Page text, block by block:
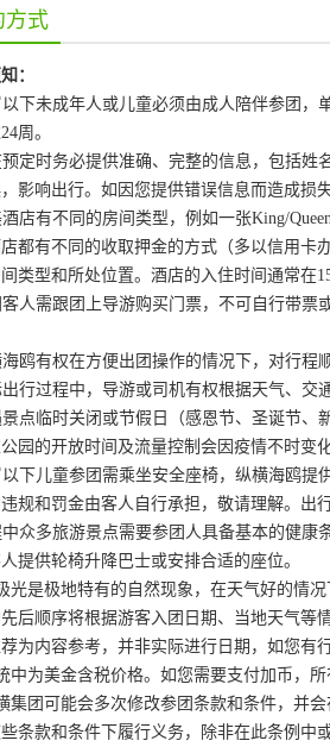
方式
：
以下未成年人或儿童必须由成人陪伴参团
周。
定时务必提供准确、完整的信息，包括
影响出行。如因您提供错误信息而造成损
店有不同的房间类型，例如一张King/
都有不同的收取押金的方式（多以信用卡
类型和所处位置。酒店的入住时间通常在
人需跟团上导游购买门票，不可自行带票
鸥有权在方便出团操作的情况下，对行
行过程中，导游或司机有权根据天气、
景点临时关闭或节假日（感恩节、圣诞节
园的开放时间及流量控制会因疫情不时变
下儿童参团需乘坐安全座椅，纵横海鸥提
规和罚金由客人自行承担，敬请理解。出
众多旅游景点需要参团人具备基本的健
提供轮椅升降巴士或安排合适的座位。
光是极地特有的自然现象，在天气好的情
后顺序将根据游客入团日期、当地天气等
为内容参考，并非实际进行日期，如您有
中为美金含税价格。如您需要支付加币，
集团可能会多次修改参团条款和条件，并
条款和条件下履行义务，除非在此条例中